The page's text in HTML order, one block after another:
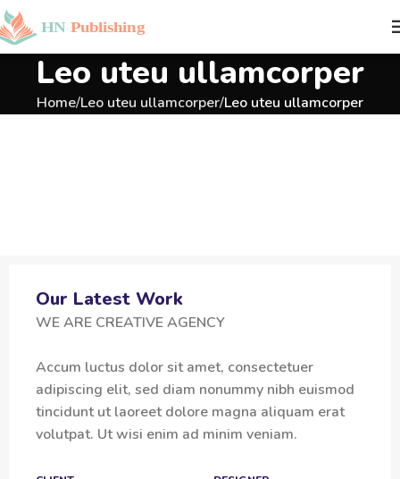
Leo uteu ullamcorper
Home Leo uteu ullamcorper Leo uteu ullamcorper
Our Latest Work
WE ARE CREATIVE AGENCY
Accum luctus dolor sit amet, consectetuer
adipiscing elit, sed diam nonummy nibh euismod
tincidunt ut laoreet dolore magna aliquam erat
volutpat. Ut wisi enim ad minim veniam.